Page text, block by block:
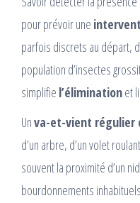
pour prévoir une
parfois discrets au départ,
population d’insectes
simplifie l’éliminationet
Unva-et-vient régulier
d’un arbre, d’un volet
souvent la proximité d’un
bourdonnements